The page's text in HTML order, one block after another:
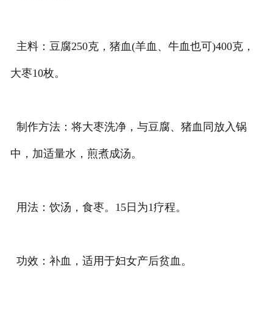
主料：豆腐250克，猪血(羊血、牛血也可)400克，
大枣10枚。
制作方法：将大枣洗净，与豆腐、猪血同放入锅
中，加适量水，煎煮成汤。
用法：饮汤，食枣。15日为1疗程。
功效：补血，适用于妇女产后贫血。